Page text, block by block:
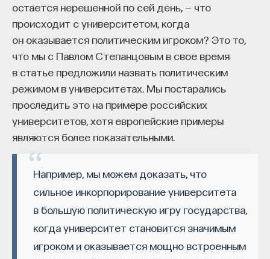
остается нерешенной по сей день, — что
происходит с университетом, когда
он оказывается политическим игроком? Это то,
что мы с Павлом Степанцовым в свое время
в статье предложили назвать политическим
режимом в университетах. Мы постарались
проследить это на примере российских
университетов, хотя европейские примеры
являются более показательными.
Например, мы можем доказать, что
сильное инкорпорирование университета
в большую политическую игру государства,
когда университет становится значимым
игроком и оказывается мощно встроенным